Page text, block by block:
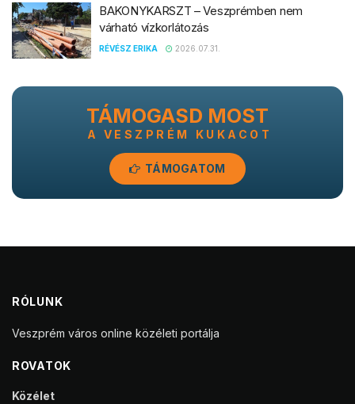
BAKONYKARSZT – Veszprémben nem
várható vízkorlátozás
RÉVÉSZ ERIKA 2026.07.31.
TÁMOGASD MOST
A VESZPRÉM KUKACOT
TÁMOGATOM
RÓLUNK
Veszprém város online közéleti portálja
ROVATOK
Közélet